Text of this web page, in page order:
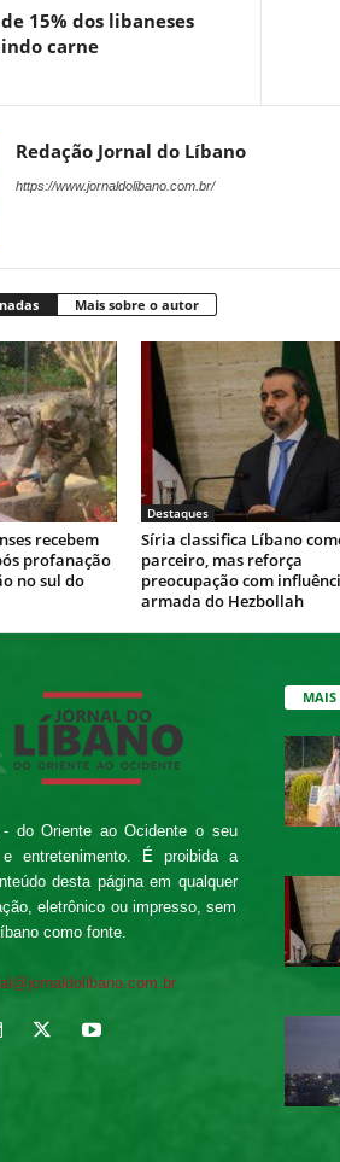
15% dos libaneses
carne
Redação Jornal do Líbano
https://www.jornaldolibano.com.br/
Mais sobre o autor
recebem
profanação
no sul do
Destaques
Síria classifica Líbano
parceiro, mas reforça
preocupação com
armada do Hezbollah
do Oriente ao Ocidente o seu
entretenimento. É proibida a
desta página em qualquer
eletrônico ou impresso, sem
como fonte.
MAIS